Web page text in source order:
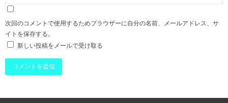
次回のコメントで使用するためブラウザーに自分の名前、メールアドレス、サ
イトを保存する。
新しい投稿をメールで受け取る